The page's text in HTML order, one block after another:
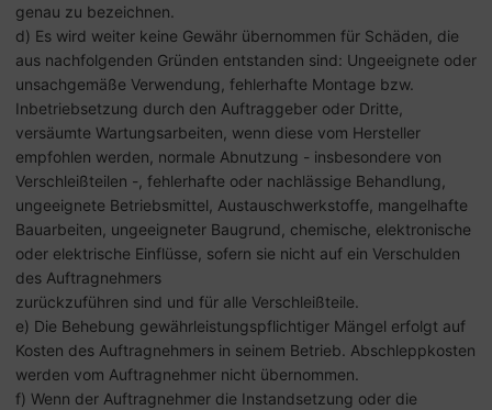
genau zu bezeichnen.
d) Es wird weiter keine Gewähr übernommen für Schäden, die
aus nachfolgenden Gründen entstanden sind: Ungeeignete oder
unsachgemäße Verwendung, fehlerhafte Montage bzw.
Inbetriebsetzung durch den Auftraggeber oder Dritte,
versäumte Wartungsarbeiten, wenn diese vom Hersteller
empfohlen werden, normale Abnutzung - insbesondere von
Verschleißteilen -, fehlerhafte oder nachlässige Behandlung,
ungeeignete Betriebsmittel, Austauschwerkstoffe, mangelhafte
Bauarbeiten, ungeeigneter Baugrund, chemische, elektronische
oder elektrische Einflüsse, sofern sie nicht auf ein Verschulden
des Auftragnehmers
zurückzuführen sind und für alle Verschleißteile.
e) Die Behebung gewährleistungspflichtiger Mängel erfolgt auf
Kosten des Auftragnehmers in seinem Betrieb. Abschleppkosten
werden vom Auftragnehmer nicht übernommen.
f) Wenn der Auftragnehmer die Instandsetzung oder die